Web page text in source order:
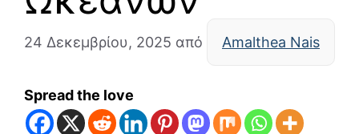
24 Δεκεμβρίου, 2025 από Amalthea Nais
Spread the love